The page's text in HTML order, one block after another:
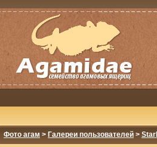
Фото агам > Галереи пользователей >